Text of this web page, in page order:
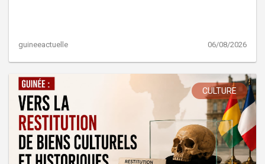
guineeactuelle 06/08/2026
CULTURE